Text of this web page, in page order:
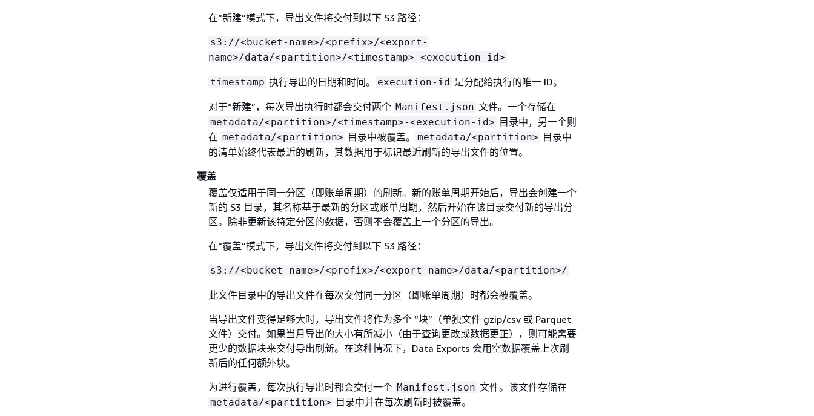
在“新建”模式下，导出文件将交付到以下 S3 路径：
s3://<bucket-name>/<prefix>/<export-
name>/data/<partition>/<timestamp>-<execution-id>
timestamp 执行导出的日期和时间。 execution-id 是分配给执行的唯一 ID。
对于“新建”，每次导出执行时都会交付两个 Manifest.json 文件。一个存储在
metadata/<partition>/<timestamp>-<execution-id> 目录中，另一个则
在 metadata/<partition> 目录中被覆盖。 metadata/<partition> 目录中
的清单始终代表最近的刷新，其数据用于标识最近刷新的导出文件的位置。
覆盖
覆盖仅适用于同一分区（即账单周期）的刷新。新的账单周期开始后，导出会创建一个
新的 S3 目录，其名称基于最新的分区或账单周期，然后开始在该目录交付新的导出分
区。除非更新该特定分区的数据，否则不会覆盖上一个分区的导出。
在“覆盖”模式下，导出文件将交付到以下 S3 路径：
s3://<bucket-name>/<prefix>/<export-name>/data/<partition>/
此文件目录中的导出文件在每次交付同一分区（即账单周期）时都会被覆盖。
当导出文件变得足够大时，导出文件将作为多个 “块”（单独文件 gzip/csv 或 Parquet
文件）交付。如果当月导出的大小有所减小（由于查询更改或数据更正），则可能需要
更少的数据块来交付导出刷新。在这种情况下，Data Exports 会用空数据覆盖上次刷
新后的任何额外块。
为进行覆盖，每次执行导出时都会交付一个 Manifest.json 文件。该文件存储在
metadata/<partition> 目录中并在每次刷新时被覆盖。